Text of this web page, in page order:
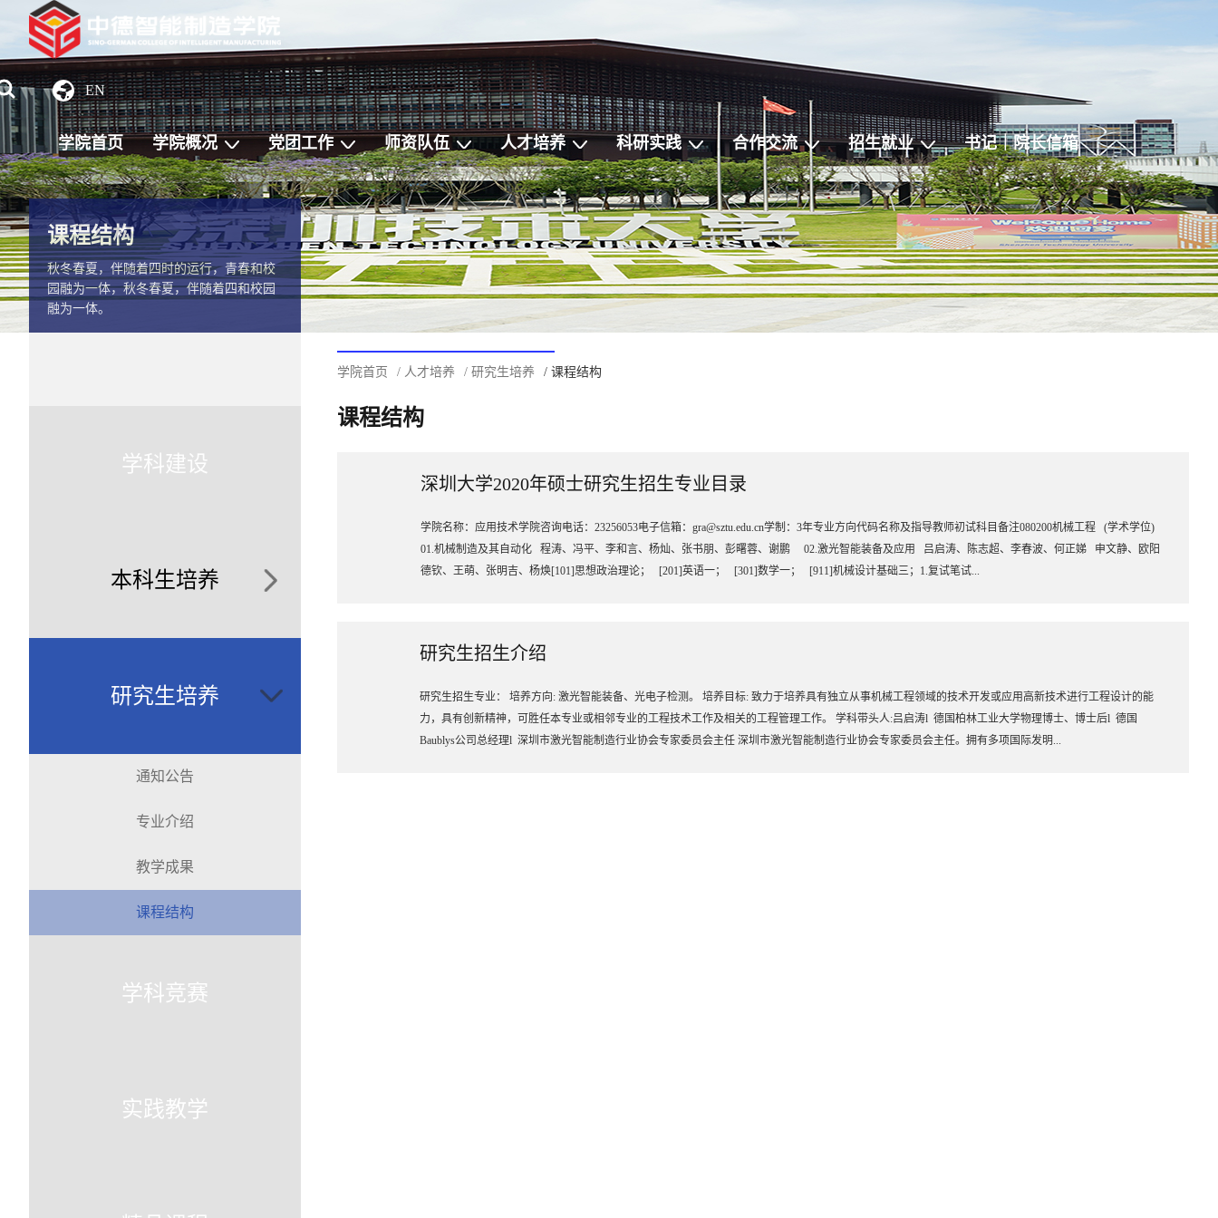
EN
学院首页 学院概况 党团工作 师资队伍 人才培养 科研实践 合作交流 招生就业 书记｜院长信箱
课程结构
秋冬春夏，伴随着四时的运行，青春和校
园融为一体，秋冬春夏，伴随着四和校园
融为一体。
学科建设
本科生培养
研究生培养
通知公告
专业介绍
教学成果
课程结构
学科竞赛
实践教学
学院首页 / 人才培养 / 研究生培养 / 课程结构
课程结构
深圳大学2020年硕士研究生招生专业目录
学院名称：应用技术学院咨询电话：23256053电子信箱：gra@sztu.edu.cn学制：3年专业方向代码名称及指导教师初试科目备注080200机械工程 (学术学位)
01.机械制造及其自动化 程涛、冯平、李和言、杨灿、张书朋、彭曙蓉、谢鹏 02.激光智能装备及应用 吕启涛、陈志超、李春波、何正娣 申文静、欧阳
德钦、王萌、张明吉、杨焕[101]思想政治理论； [201]英语一； [301]数学一； [911]机械设计基础三；1.复试笔试...
研究生招生介绍
研究生招生专业： 培养方向: 激光智能装备、光电子检测。 培养目标: 致力于培养具有独立从事机械工程领域的技术开发或应用高新技术进行工程设计的能
力，具有创新精神，可胜任本专业或相邻专业的工程技术工作及相关的工程管理工作。 学科带头人:吕启涛l 德国柏林工业大学物理博士、博士后l 德国
Baublys公司总经理l 深圳市激光智能制造行业协会专家委员会主任 ​深圳市激光智能制造行业协会专家委员会主任。拥有多项国际发明...